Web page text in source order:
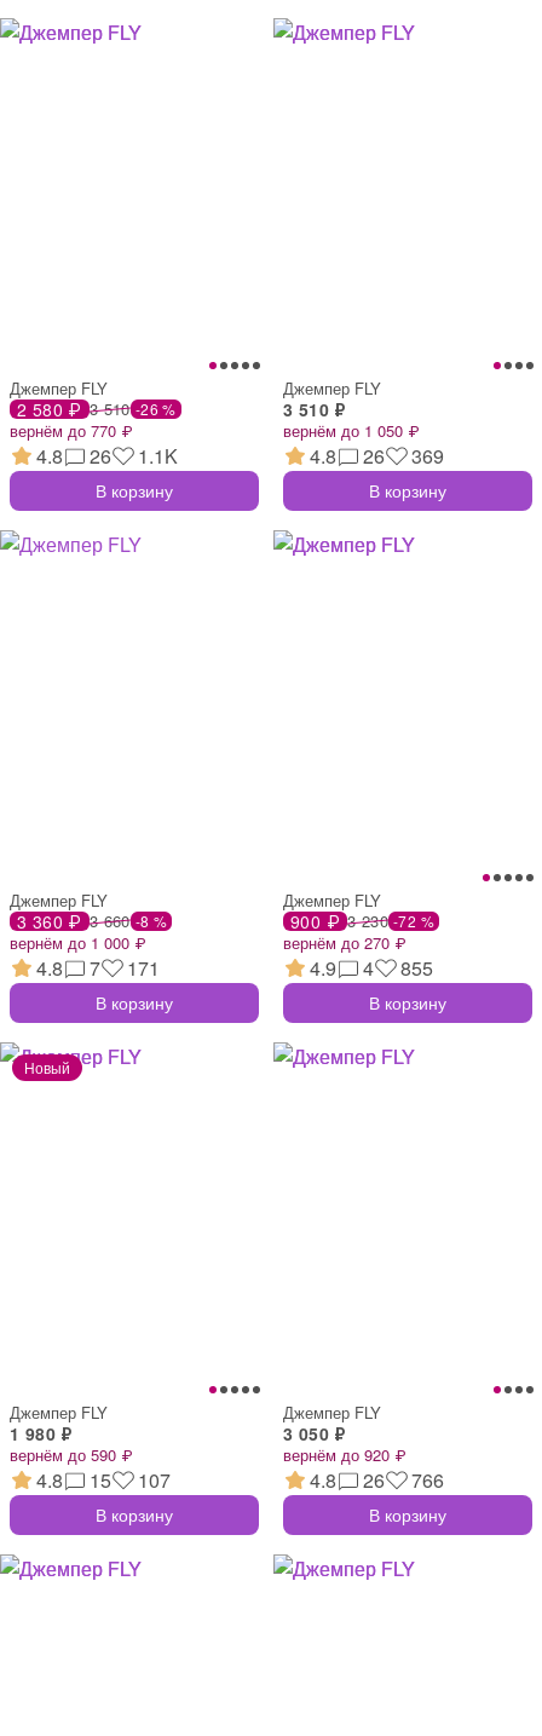
Джемпер FLY
2 580 ₽ 3 510 -26 %
вернём до 770 ₽
4.8 26 1.1K
В корзину
Джемпер FLY
3 510 ₽
вернём до 1 050 ₽
4.8 26 369
В корзину
Джемпер FLY
3 360 ₽ 3 660 -8 %
вернём до 1 000 ₽
4.8 7 171
В корзину
Джемпер FLY
900 ₽ 3 230 -72 %
вернём до 270 ₽
4.9 4 855
В корзину
Джемпер FLY
1 980 ₽
вернём до 590 ₽
4.8 15 107
В корзину
Джемпер FLY
3 050 ₽
вернём до 920 ₽
4.8 26 766
В корзину